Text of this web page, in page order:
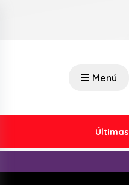
Menú